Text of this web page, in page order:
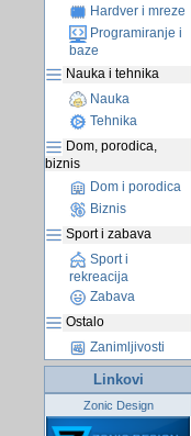
Hardver i mreze
Programiranje i
baze
Nauka i tehnika
Nauka
Tehnika
Dom, porodica,
biznis
Dom i porodica
Biznis
Sport i zabava
Sport i
rekreacija
Zabava
Ostalo
Zanimljivosti
Linkovi
Zonic Design